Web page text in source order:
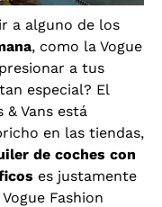
a alguno de los
, como la Vogue
a tus
especial? El
& Vans está
en las tiendas,
de coches con
es justamente
Fashion